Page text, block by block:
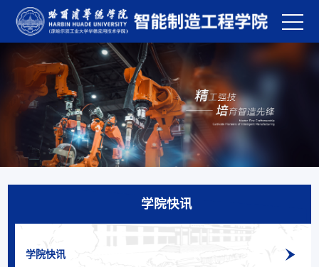
学院快讯
学院快讯